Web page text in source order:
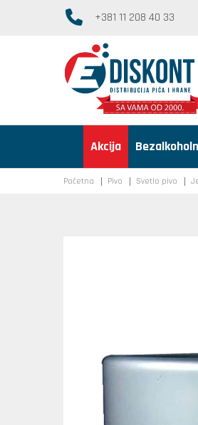
+381 11 208 40 33
Akcija
Početna Pivo Svetlo pivo